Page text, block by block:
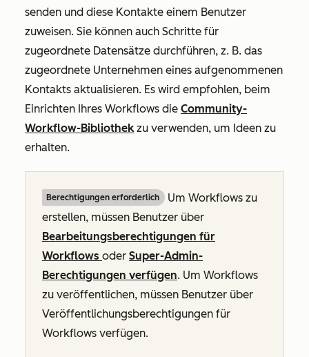
senden und diese Kontakte einem Benutzer
zuweisen. Sie können auch Schritte für
zugeordnete Datensätze durchführen, z. B. das
zugeordnete Unternehmen eines aufgenommenen
Kontakts aktualisieren. Es wird empfohlen, beim
Einrichten Ihres Workflows die Community-
Workflow-Bibliothekzu verwenden, um Ideen zu
erhalten.
Berechtigungen erforderlich
Um Workflows zu
erstellen, müssen Benutzer über
Bearbeitungsberechtigungen für
Workflows oder Super-Admin-
Berechtigungen verfügen. Um Workflows
zu veröffentlichen, müssen Benutzer über
Veröffentlichungsberechtigungen für
Workflows verfügen.